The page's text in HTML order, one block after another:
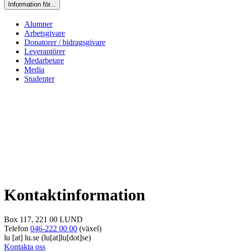
Information för...
Alumner
Arbetsgivare
Donatorer / bidragsgivare
Leverantörer
Medarbetare
Media
Studenter
Kontaktinformation
Box 117, 221 00 LUND
Telefon 046-222 00 00 (växel)
lu [at] lu.se (lu[at]lu[dot]se)
Kontakta oss